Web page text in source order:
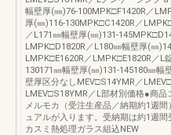
幅壁厚(㎜)76-100MPK□F1420R／
厚(㎜)116-130MPK□C1420R／
／L171㎜幅壁厚(㎜)131-
LMPK□D1820R／L180㎜幅壁厚(㎜
LMPK□E1620R／LMPK□E1820R／L
130171㎜幅壁厚(㎜)131-145180㎜幅
壁厚区分なしMEV□S14YMR／
LMEV□S18YMR／L部材別価格●商品
メルモカ（受注生産品／納期約1週
ュアルが入ります。受納期は約1週
カスミ熱処理ガラス組込NEW